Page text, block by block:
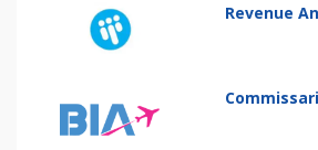
Revenue